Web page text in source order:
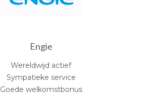
Engie
Wereldwijd actief
Sympatieke service
Goede welkomstbonus